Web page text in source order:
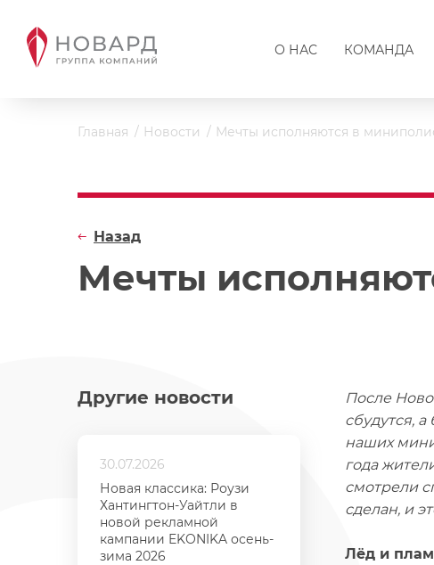
О НАС КОМАНДА
Главная Новости Мечты исполняются в
Мечты
Назад
Другие новости
30.07.2026
Новая классика: Роузи
Хантингтон-Уайтли в
новой рекламной
кампании EKONIKA осень-
зима 2026
После
сбудутся,
наших
года
смотрели
сделан, и
Лёд и